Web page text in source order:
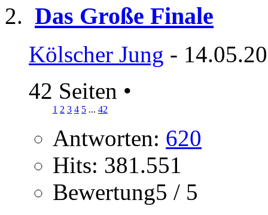
Das Große Finale
Kölscher Jung -
42 Seiten •
1 2 3 4 5 ... 42
Antworten: 620
Hits: 381.551
Bewertung5 / 5